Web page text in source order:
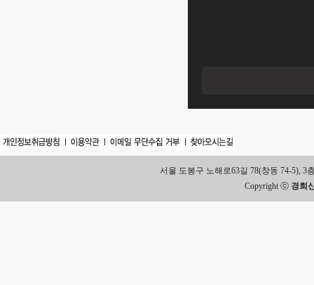
서울 도봉구 노해로63길 78(창동 74-5), 3
Copyright ⓒ 경희